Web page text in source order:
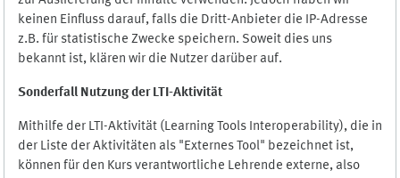
keinen Einfluss darauf, falls die Dritt-Anbieter die IP-Adresse
z.B. für statistische Zwecke speichern. Soweit dies uns
bekannt ist, klären wir die Nutzer darüber auf.
Sonderfall Nutzung der LTI-Aktivität
Mithilfe der LTI-Aktivität (Learning Tools Interoperability), die in
der Liste der Aktivitäten als "Externes Tool" bezeichnet ist,
können für den Kurs verantwortliche Lehrende externe, also